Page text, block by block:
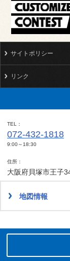
サイトポリシー
リンク
TEL
072-432-1818
9:00～18:30
住所
大阪府貝塚市王子
地図情報